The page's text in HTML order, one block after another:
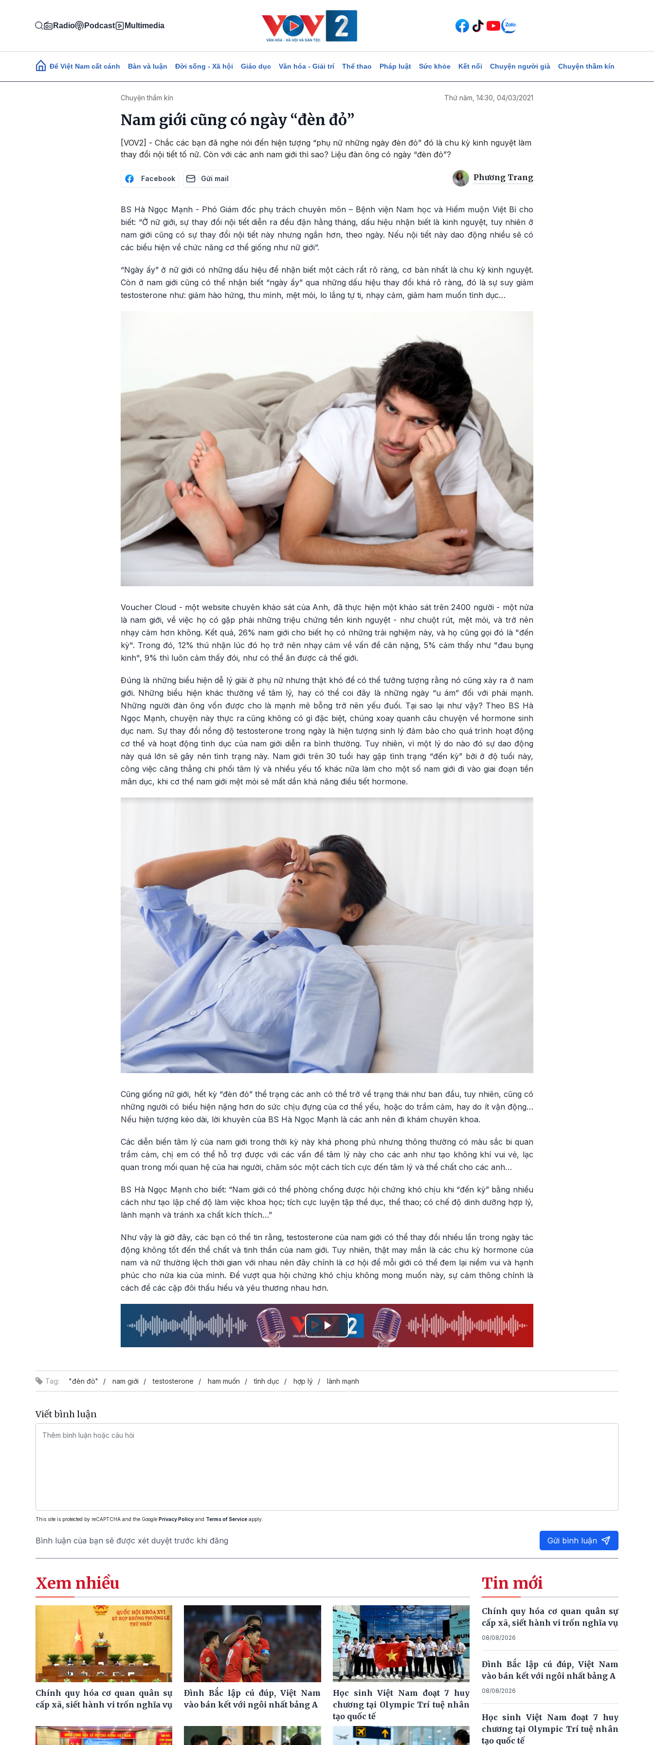
Radio Podcast Multimedia
Main navigation
Để Việt Nam cất cánh Bàn và luận Đời sống - Xã hội Giáo dục Văn hóa - Giải trí Thể thao Pháp luật Sức khỏe Kết nối Chuyện người già Chuyện thầm kín
Chuyện thầm kín Thứ năm, 14:30, 04/03/2021
Nam giới cũng có ngày “đèn đỏ”
[VOV2] - Chắc các bạn đã nghe nói đến hiện tượng “phụ nữ những ngày đèn đỏ” đó là chu kỳ kinh nguyệt làm
thay đổi nội tiết tố nữ. Còn với các anh nam giới thì sao? Liệu đàn ông có ngày “đèn đỏ”?
Facebook Gửi mail Phương Trang
BS Hà Ngọc Mạnh - Phó Giám đốc phụ trách chuyên môn – Bệnh viện Nam học và Hiếm muộn Việt Bỉ cho
biết: “Ở nữ giới, sự thay đổi nội tiết diễn ra đều đặn hằng tháng, dấu hiệu nhận biết là kinh nguyệt, tuy nhiên ở
nam giới cũng có sự thay đổi nội tiết này nhưng ngắn hơn, theo ngày. Nếu nội tiết này dao động nhiều sẽ có
các biểu hiện về chức năng cơ thể giống như nữ giới”.
“Ngày ấy” ở nữ giới có những dấu hiệu để nhận biết một cách rất rõ ràng, cơ bản nhất là chu kỳ kinh nguyệt.
Còn ở nam giới cũng có thể nhận biết “ngày ấy” qua những dấu hiệu thay đổi khá rõ ràng, đó là sự suy giảm
testosterone như: giảm hào hứng, thu mình, mệt mỏi, lo lắng tự ti, nhạy cảm, giảm ham muốn tình dục…
Voucher Cloud - một website chuyên khảo sát của Anh, đã thực hiện một khảo sát trên 2400 người - một nửa
là nam giới, về việc họ có gặp phải những triệu chứng tiền kinh nguyệt - như chuột rút, mệt mỏi, và trở nên
nhạy cảm hơn không. Kết quả, 26% nam giới cho biết họ có những trải nghiệm này, và họ cũng gọi đó là "đến
kỳ". Trong đó, 12% thú nhận lúc đó họ trở nên nhạy cảm về vấn đề cân nặng, 5% cảm thấy như "đau bụng
kinh", 9% thì luôn cảm thấy đói, như có thể ăn được cả thế giới.
Đúng là những biểu hiện dễ lý giải ở phụ nữ nhưng thật khó để có thể tưởng tượng rằng nó cũng xảy ra ở nam
giới. Những biểu hiện khác thường về tâm lý, hay có thể coi đây là những ngày “u ám” đối với phái mạnh.
Những người đàn ông vốn được cho là mạnh mẽ bỗng trở nên yếu đuối. Tại sao lại như vậy? Theo BS Hà
Ngọc Mạnh, chuyện này thực ra cũng không có gì đặc biệt, chúng xoay quanh câu chuyện về hormone sinh
dục nam. Sự thay đổi nồng độ testosterone trong ngày là hiện tượng sinh lý đảm bảo cho quá trình hoạt động
cơ thể và hoạt động tình dục của nam giới diễn ra bình thường. Tuy nhiên, vì một lý do nào đó sự dao động
này quá lớn sẽ gây nên tình trạng này. Nam giới trên 30 tuổi hay gặp tình trạng “đến kỳ” bởi ở độ tuổi này,
công việc căng thẳng chi phối tâm lý và nhiều yếu tố khác nữa làm cho một số nam giới đi vào giai đoạn tiền
mãn dục, khi cơ thể nam giới mệt mỏi sẽ mất dần khả năng điều tiết hormone.
Cũng giống nữ giới, hết kỳ “đèn đỏ” thể trạng các anh có thể trở về trạng thái như ban đầu, tuy nhiên, cũng có
những người có biểu hiện nặng hơn do sức chịu đựng của cơ thể yếu, hoặc do trầm cảm, hay do ít vận động…
Nếu hiện tượng kéo dài, lời khuyên của BS Hà Ngọc Mạnh là các anh nên đi khám chuyên khoa.
Các diễn biến tâm lý của nam giới trong thời kỳ này khá phong phú nhưng thông thường có màu sắc bi quan
trầm cảm, chị em có thể hỗ trợ được với các vấn đề tâm lý này cho các anh như tạo không khí vui vẻ, lạc
quan trong mối quan hệ của hai người, chăm sóc một cách tích cực đến tâm lý và thể chất cho các anh…
BS Hà Ngọc Mạnh cho biết: “Nam giới có thể phòng chống được hội chứng khó chịu khi “đến kỳ” bằng nhiều
cách như tạo lập chế độ làm việc khoa học; tích cực luyện tập thể dục, thể thao; có chế độ dinh dưỡng hợp lý,
lành mạnh và tránh xa chất kích thích…”
Như vậy là giờ đây, các bạn có thể tin rằng, testosterone của nam giới có thể thay đổi nhiều lần trong ngày tác
động không tốt đến thể chất và tinh thần của nam giới. Tuy nhiên, thật may mắn là các chu kỳ hormone của
nam và nữ thường lệch thời gian với nhau nên đây chính là cơ hội để mỗi giới có thể đem lại niềm vui và hạnh
phúc cho nửa kia của mình. Để vượt qua hội chứng khó chịu không mong muốn này, sự cảm thông chính là
cách để các cặp đôi thấu hiểu và yêu thương nhau hơn.
Play
Tag: "đèn đỏ" nam giới testosterone ham muốn tình dục hợp lý lành mạnh
Viết bình luận
This site is protected by reCAPTCHA and the Google Privacy Policy and Terms of Service apply.
Bình luận của bạn sẽ được xét duyệt trước khi đăng Gửi bình luận
Xem nhiều
Chính quy hóa cơ quan quân sự
cấp xã, siết hành vi trốn nghĩa vụ
Đình Bắc lập cú đúp, Việt Nam
vào bán kết với ngôi nhất bảng A
Học sinh Việt Nam đoạt 7 huy
chương tại Olympic Trí tuệ nhân
tạo quốc tế
Tin mới
Chính quy hóa cơ quan quân sự
cấp xã, siết hành vi trốn nghĩa vụ
08/08/2026
Đình Bắc lập cú đúp, Việt Nam
vào bán kết với ngôi nhất bảng A
08/08/2026
Học sinh Việt Nam đoạt 7 huy
chương tại Olympic Trí tuệ nhân
tạo quốc tế